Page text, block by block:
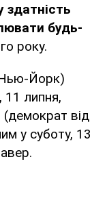
здатність
будь-
року.
Йорк)
11 липня,
від
у суботу, 13